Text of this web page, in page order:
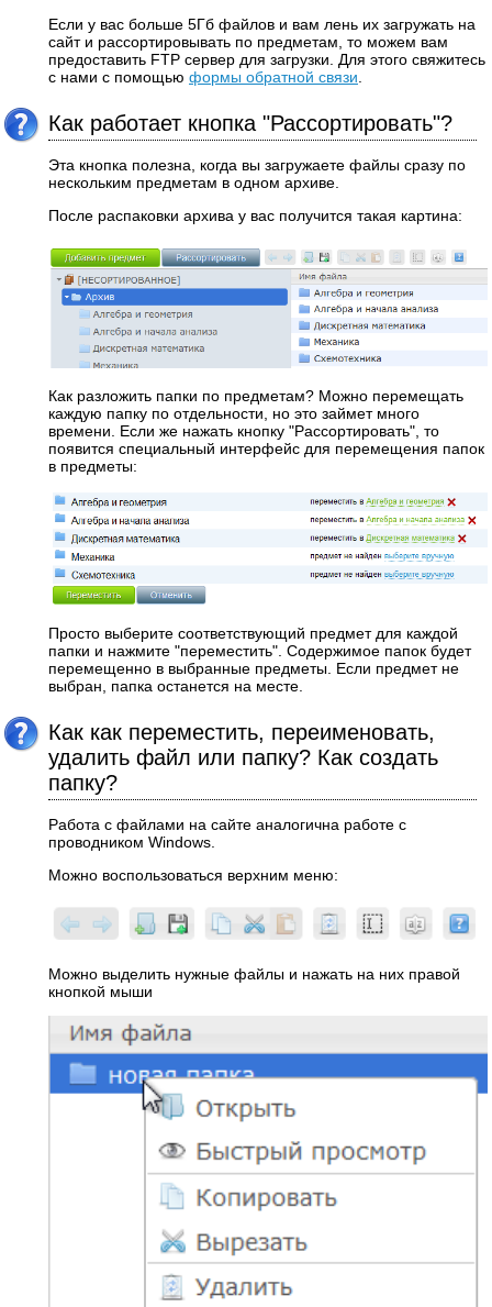
Если у вас больше 5Гб файлов и вам лень их загружать на
сайт и рассортировывать по предметам, то можем вам
предоставить FTP сервер для загрузки. Для этого свяжитесь
с нами с помощью формы обратной связи
Как работает кнопка "Рассортировать"?
Эта кнопка полезна, когда вы загружаете файлы сразу по
нескольким предметам в одном архиве.
После распаковки архива у вас получится такая картина:
Как разложить папки по предметам? Можно перемещать
каждую папку по отдельности, но это займет много
времени. Если же нажать кнопку "Рассортировать", то
появится специальный интерфейс для перемещения папок
в предметы:
Просто выберите соответствующий предмет для каждой
папки и нажмите "переместить". Содержимое папок будет
перемещенно в выбранные предметы. Если предмет не
выбран, папка останется на месте.
Как как переместить, переименовать,
удалить файл или папку? Как создать
папку?
Работа с файлами на сайте аналогична работе с
проводником Windows.
Можно воспользоваться верхним меню:
Можно выделить нужные файлы и нажать на них правой
кнопкой мыши